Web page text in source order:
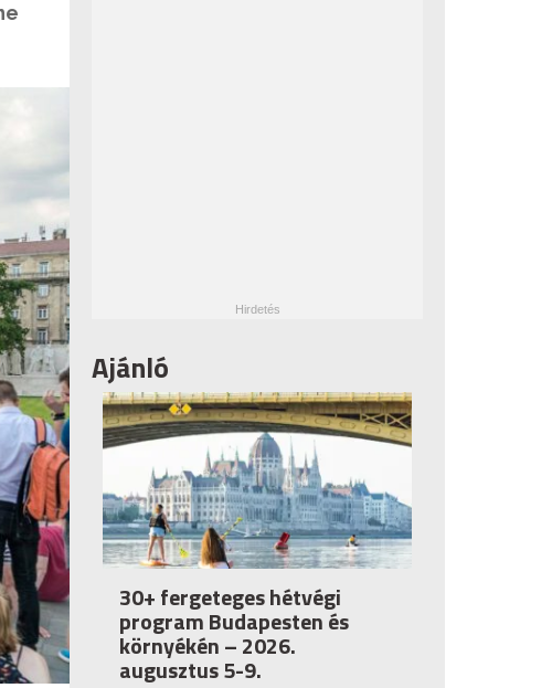
Ajánló
30+ fergeteges hétvégi
program Budapesten és
környékén – 2026.
augusztus 5-9.